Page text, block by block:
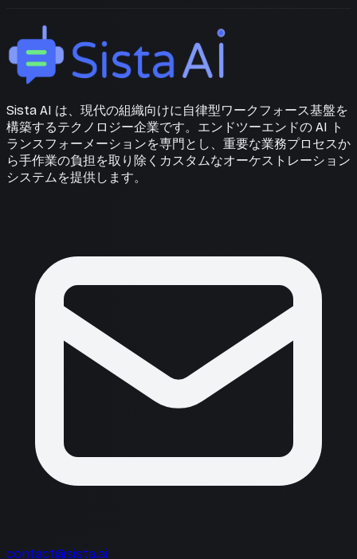
Sista AI は、現代の組織向けに自律型ワークフォース基盤を
構築するテクノロジー企業です。エンドツーエンドの AI ト
ランスフォーメーションを専門とし、重要な業務プロセスか
ら手作業の負担を取り除くカスタムなオーケストレーション
システムを提供します。
contact@sista.ai